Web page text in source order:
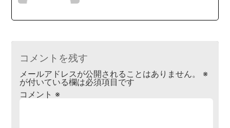
コメントを残す
メールアドレスが公開されることはありません。
※
が付いている欄は必須項目です
コメント ※